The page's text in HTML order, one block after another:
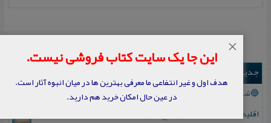
جدیدترین ها
🔵ششمین مدرسه تابستانی انعکاس شهریور ۱۴۰۵
اقلیم مورخان؛ مهارت‌های تاریخ ورزی علمی
این جا یک سایت کتاب فروشی نیست.
هدف اول و غیر انتفاعی ما معرفی بهترین ها در میان انبوه آثار است.
در عین حال امکان خرید هم دارید.
×